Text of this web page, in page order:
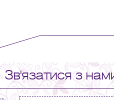
Зв'язатися з